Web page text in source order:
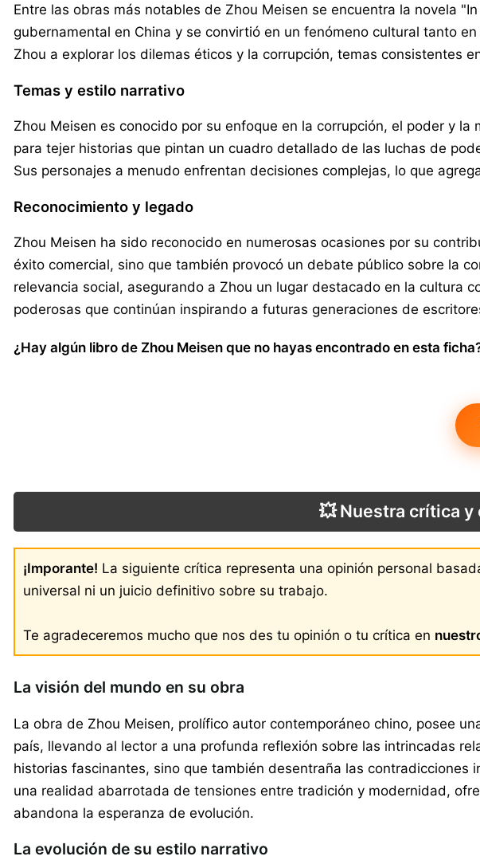
Entre las obras más notables de Zhou Meisen se encuentra la novela
gubernamental en China y se convirtió en un fenómeno cultural tanto
Zhou a explorar los dilemas éticos y la corrupción, temas consistentes
Temas y estilo narrativo
Zhou Meisen es conocido por su enfoque en la corrupción, el poder y
para tejer historias que pintan un cuadro detallado de las luchas de
Sus personajes a menudo enfrentan decisiones complejas, lo que
Reconocimiento y legado
Zhou Meisen ha sido reconocido en numerosas ocasiones por su
éxito comercial, sino que también provocó un debate público sobre la
relevancia social, asegurando a Zhou un lugar destacado en la cultura
poderosas que continúan inspirando a futuras generaciones de
¿Hay algún libro de Zhou Meisen que no hayas encontrado en esta
💥 Nuestra crítica
¡Imporante! La siguiente crítica representa una opinión personal
universal ni un juicio definitivo sobre su trabajo.
Te agradeceremos mucho que nos des tu opinión o tu crítica en
La visión del mundo en su obra
La obra de Zhou Meisen, prolífico autor contemporáneo chino, posee
país, llevando al lector a una profunda reflexión sobre las intrincadas
historias fascinantes, sino que también desentraña las
una realidad abarrotada de tensiones entre tradición y modernidad,
abandona la esperanza de evolución.
La evolución de su estilo narrativo